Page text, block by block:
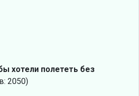
хотели полететь без
2050)